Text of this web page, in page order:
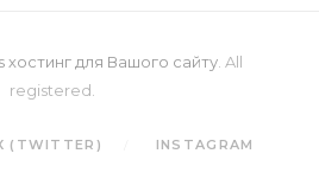
хостинг для Вашого сайту . All
registered.
(TWITTER) INSTAGRAM